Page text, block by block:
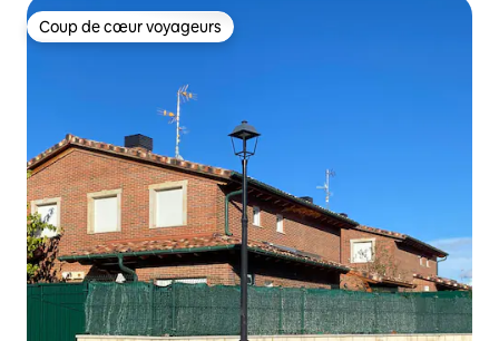
Coup de cœur voyageurs
Coup de cœur voyageurs